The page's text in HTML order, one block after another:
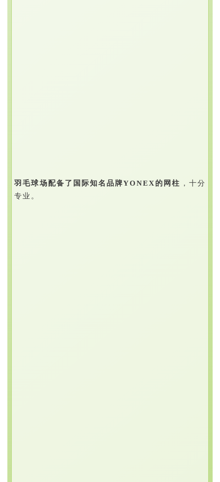
羽毛球场配备了国际知名品牌YONEX的网柱 ，十分
专业。